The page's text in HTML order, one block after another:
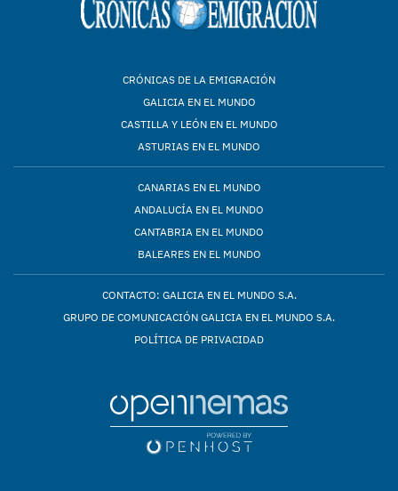
CRÓNICAS DE LA EMIGRACIÓN
GALICIA EN EL MUNDO
CASTILLA Y LEÓN EN EL MUNDO
ASTURIAS EN EL MUNDO
CANARIAS EN EL MUNDO
ANDALUCÍA EN EL MUNDO
CANTABRIA EN EL MUNDO
BALEARES EN EL MUNDO
CONTACTO: GALICIA EN EL MUNDO S.A.
GRUPO DE COMUNICACIÓN GALICIA EN EL MUNDO S.A.
POLÍTICA DE PRIVACIDAD